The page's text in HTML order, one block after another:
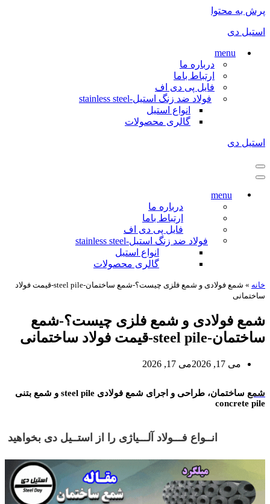
پرش به محتوا
استیل دی
menu
درباره ما
ارتباط باما
فایل پی دی اف
فولاد ضد زنگ استیل-stainless steel
انواع استیل
گالری محصولات
استیل دی
فهرست
ناوبری
فهرست
menu
درباره ما
ارتباط باما
فایل پی دی اف
فولاد ضد زنگ استیل-stainless steel
انواع استیل
گالری محصولات
خانه »
شمع فولادی و شمع فلزی چیست؟-شمع ساختمان-steel pile-قیمت فولاد
ساختمانی
شمع فولادی و شمع فلزی چیست؟-شمع
ساختمان-steel pile-قیمت فولاد ساختمانی
می 17, 2026 می 17, 2026
شمع
ساختمان، طراحی و اجرای شمع فولادی steel pile و شمع بتنی
concrete pile
انــواع فـــولاد آلـــیاژی را از